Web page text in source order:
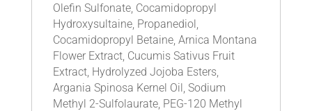
Olefin Sulfonate, Cocamidopropyl
Hydroxysultaine, Propanediol,
Cocamidopropyl Betaine, Arnica Montana
Flower Extract, Cucumis Sativus Fruit
Extract, Hydrolyzed Jojoba Esters,
Argania Spinosa Kernel Oil, Sodium
Methyl 2-Sulfolaurate, PEG-120 Methyl